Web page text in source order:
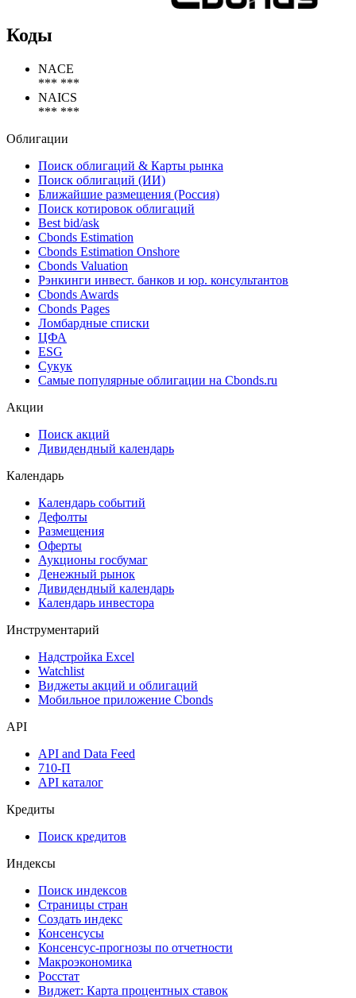
Коды
NACE
*** ***
NAICS
*** ***
Облигации
Поиск облигаций & Карты рынка
Поиск облигаций (ИИ)
Ближайшие размещения (Россия)
Поиск котировок облигаций
Best bid/ask
Cbonds Estimation
Cbonds Estimation Onshore
Cbonds Valuation
Рэнкинги инвест. банков и юр. консультантов
Cbonds Awards
Cbonds Pages
Ломбардные списки
ЦФА
ESG
Сукук
Самые популярные облигации на Cbonds.ru
Акции
Поиск акций
Дивидендный календарь
Календарь
Календарь событий
Дефолты
Размещения
Оферты
Аукционы госбумаг
Денежный рынок
Дивидендный календарь
Календарь инвестора
Инструментарий
Надстройка Excel
Watchlist
Виджеты акций и облигаций
Мобильное приложение Cbonds
API
API and Data Feed
710-П
API каталог
Кредиты
Поиск кредитов
Индексы
Поиск индексов
Страницы стран
Создать индекс
Консенсусы
Консенсус-прогнозы по отчетности
Макроэкономика
Росстат
Виджет: Карта процентных ставок